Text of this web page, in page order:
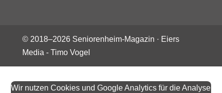
© 2018–2026Seniorenheim-Magazin · Eiers
Media - Timo Vogel
Wir nutzen Cookies und Google Analytics für die Analyse